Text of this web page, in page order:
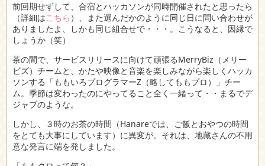
前回期せずして、合宿とハッカソンが同時開催されたと思ったら
（詳細はこちら ）、また選んだかのように同じ日に問い合わせが
ありましたよ、しかも同じ組合せで・・・。こうなると、因縁で
しょうか（笑）
茶の間で、サービスリリースに向けて頑張るMerryBiz（メリー
ビズ）チームと、かたや映像と音楽を楽しみながら楽しくハッカ
ソンする「ももいろプログラマーZ（略してももプロ）」チー
ム。季節は変わったのにやってること全く一緒って・・まるでデ
ジャブのような。
しかし、３時のお茶の時間（Hanareでは、ご飯とおやつの時間
をとても大事にしています）に異変が。それは、地藏さんの不用
意な発言に端を発しました。